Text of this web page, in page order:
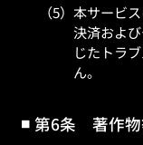
本サービ
決済およ
じたトラ
ん。
第6条 著作物